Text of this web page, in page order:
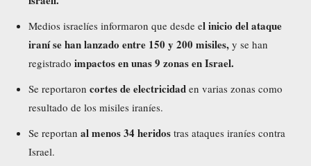
Medios israelíes informaron que desde el inicio del ataque
iraní se han lanzado entre 150 y 200 misiles, y se han
registrado impactos en unas 9 zonas en Israel.
Se reportaron cortes de electricidad en varias zonas como
resultado de los misiles iraníes.
Se reportan al menos 34 heridos tras ataques iraníes contra
Israel.